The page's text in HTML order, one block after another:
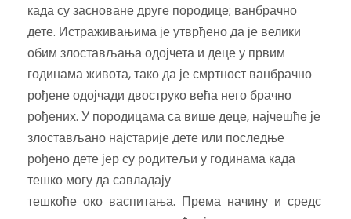
када су засноване друге породице; ванбрачно
дете. Истраживањима је утврђено да је велики
обим злостављања одојчета и деце у првим
годинама живота, тако да је смртност ванбрачно
рођене одојчади двоструко већа него брачно
рођених. У породицама са више деце, најчешће је
злостављано најстарије дете или последње
рођено дете јер су родитељи у годинама када
тешко могу да савладају
тешкоће око васпитања. Према начину и средс